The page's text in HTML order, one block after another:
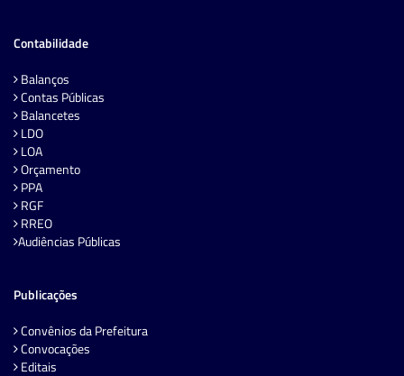
Contabilidade
Balanços
Contas Públicas
Balancetes
LDO
LOA
Orçamento
PPA
RGF
RREO
Audiências Públicas
Publicações
Convênios da Prefeitura
Convocações
Editais